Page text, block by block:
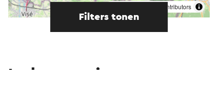
contributors
Filters tonen
In de omgeving